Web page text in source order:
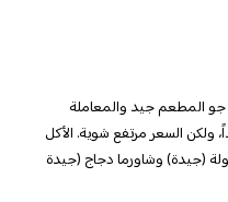
جو المطعم جيد والمعاملة
ولكن السعر مرتفع شوية. الأكل
(جيدة) وشاورما دجاج (جيدة